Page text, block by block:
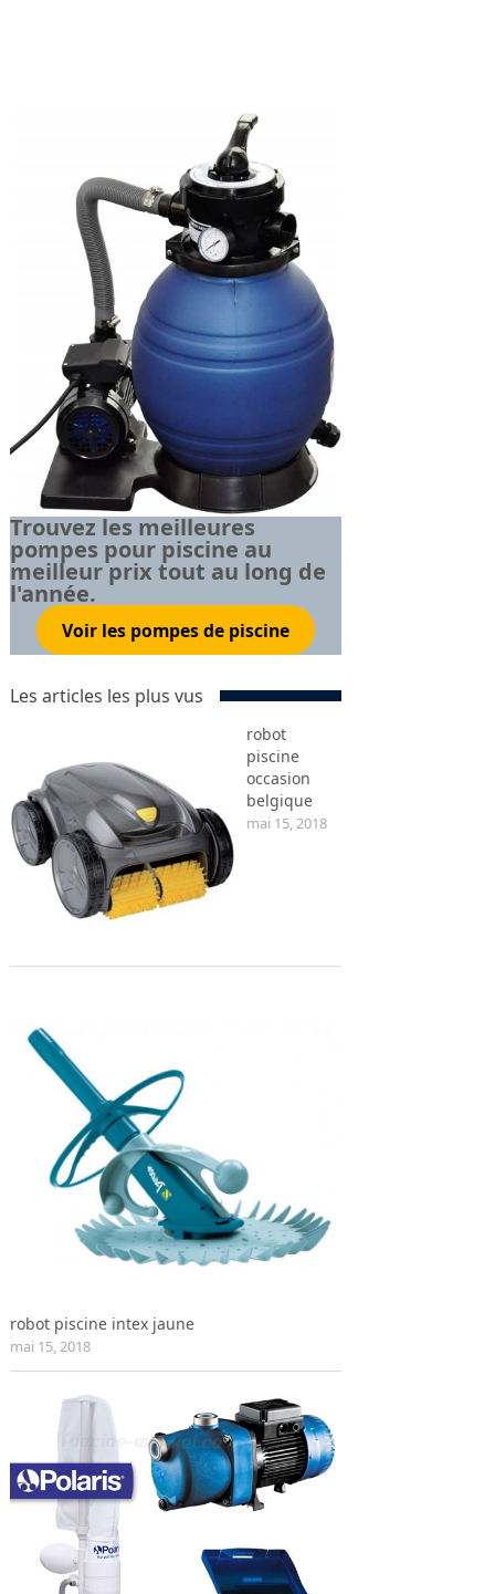
Trouvez les meilleures
pompes pour piscine au
meilleur prix tout au long de
l'année.
Voir les pompes de piscine
Les articles les plus vus
robot
piscine
occasion
belgique
mai 15, 2018
robot piscine intex jaune
mai 15, 2018